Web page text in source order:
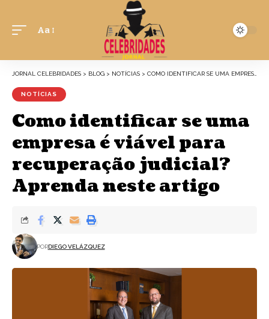
Aa
JORNAL CELEBRIDADES > BLOG > NOTÍCIAS > COMO IDENTIFICAR SE UMA EMPRESA É VIÁVEL PARA RECUPERAÇÃO JUDICIAL? APRENDA NESTE ARTIGO
NOTÍCIAS
Como identificar se uma
empresa é viável para
recuperação judicial?
Aprenda neste artigo
PORDIEGO VELÁZQUEZ